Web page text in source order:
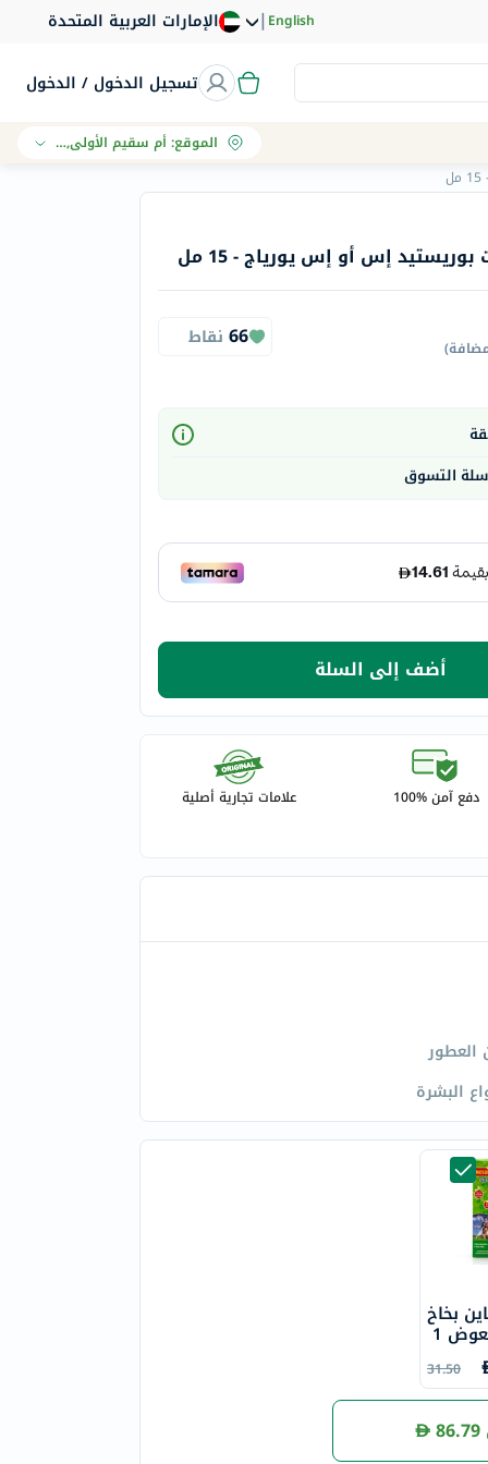
الإمارات العربية المتحدة |English
تسجيل الدخول / الدخول
الموقع:أم سقيم الأولى, دبي
إس أو إس يورياج - 15 مل
)
66 نقاط
سلة التسوق
أضف إلى السلة
دفع آمن %100 علامات تجارية أصلية
البشرة
بخاخ
طارد للبعوض 1
31.50
86.79